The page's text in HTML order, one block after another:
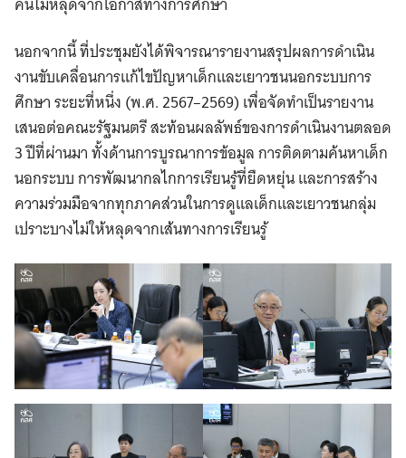
นอกจากนี้ ที่ประชุมยังได้พิจารณารายงานสรุปผลการดำเนิน
งานขับเคลื่อนการแก้ไขปัญหาเด็กและเยาวชนนอกระบบการ
ศึกษา ระยะที่หนึ่ง (พ.ศ. 2567–2569) เพื่อจัดทำเป็นรายงาน
เสนอต่อคณะรัฐมนตรี สะท้อนผลลัพธ์ของการดำเนินงานตลอด
3 ปีที่ผ่านมา ทั้งด้านการบูรณาการข้อมูล การติดตามค้นหาเด็ก
นอกระบบ การพัฒนากลไกการเรียนรู้ที่ยืดหยุ่น และการสร้าง
ความร่วมมือจากทุกภาคส่วนในการดูแลเด็กและเยาวชนกลุ่ม
เปราะบางไม่ให้หลุดจากเส้นทางการเรียนรู้